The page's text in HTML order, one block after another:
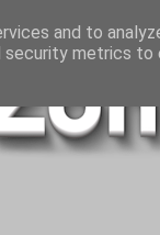
and to
metrics